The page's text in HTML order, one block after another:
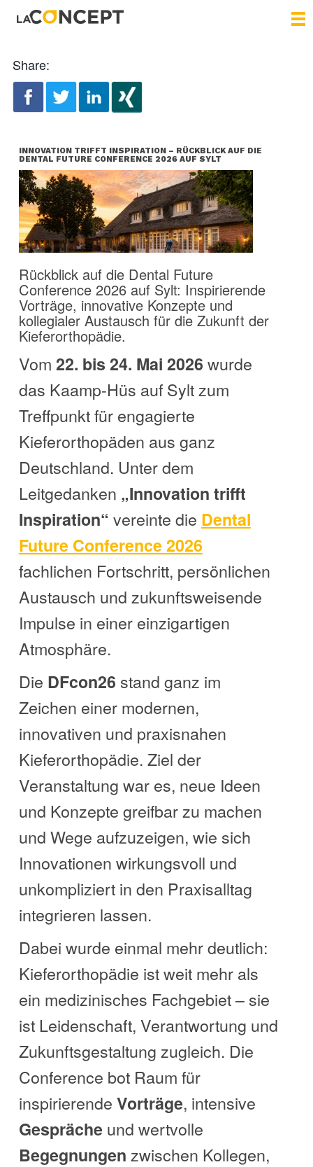
Share:
INNOVATION TRIFFT INSPIRATION – RÜCKBLICK AUF DIE
DENTAL FUTURE CONFERENCE 2026 AUF SYLT
Rückblick auf die Dental Future
Conference 2026 auf Sylt: Inspirierende
Vorträge, innovative Konzepte und
kollegialer Austausch für die Zukunft der
Kieferorthopädie.
Vom 22. bis 24. Mai 2026 wurde
das Kaamp-Hüs auf Sylt zum
Treffpunkt für engagierte
Kieferorthopäden aus ganz
Deutschland. Unter dem
Leitgedanken „Innovation trifft
Inspiration“ vereinte die Dental
Future Conference 2026
fachlichen Fortschritt, persönlichen
Austausch und zukunftsweisende
Impulse in einer einzigartigen
Atmosphäre.
Die DFcon26 stand ganz im
Zeichen einer modernen,
innovativen und praxisnahen
Kieferorthopädie. Ziel der
Veranstaltung war es, neue Ideen
und Konzepte greifbar zu machen
und Wege aufzuzeigen, wie sich
Innovationen wirkungsvoll und
unkompliziert in den Praxisalltag
integrieren lassen.
Dabei wurde einmal mehr deutlich:
Kieferorthopädie ist weit mehr als
ein medizinisches Fachgebiet – sie
ist Leidenschaft, Verantwortung und
Zukunftsgestaltung zugleich. Die
Conference bot Raum für
inspirierende Vorträge, intensive
Gespräche und wertvolle
Begegnungen zwischen Kollegen,